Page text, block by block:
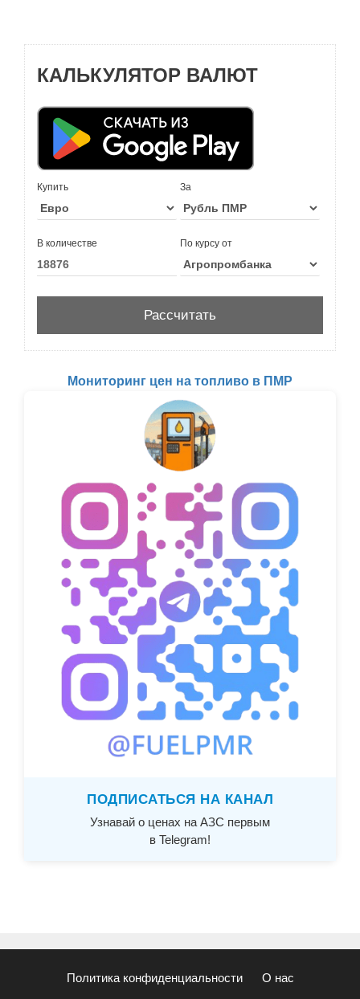
КАЛЬКУЛЯТОР ВАЛЮТ
Купить За
В количестве По курсу от
Мониторинг цен на топливо в ПМР
ПОДПИСАТЬСЯ НА КАНАЛ
Узнавай о ценах на АЗС первым
в Telegram!
Политика конфиденциальности О нас